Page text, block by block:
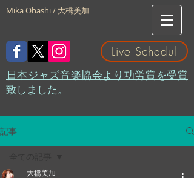
Mika Ohashi / 大橋美加
Live Schedul
​日本ジャズ音楽協会より功労賞を受賞
致しました。
記事
大橋美加